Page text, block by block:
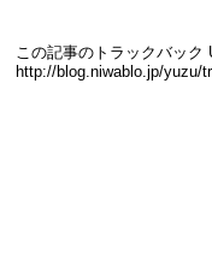
この記事のトラックバック
http://blog.niwablo.jp/yuzu/